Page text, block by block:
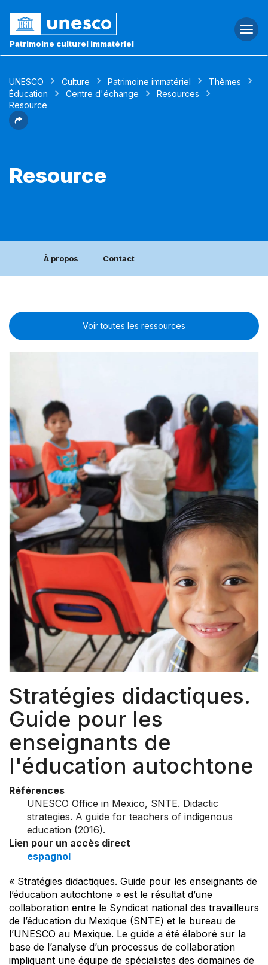
Patrimoine culturel immatériel
UNESCO Culture Patrimoine immatériel
Thèmes
Éducation
Centre d'échange
Resources
Resource
Resource
À propos Contact
Voir toutes les ressources
Stratégies didactiques.
Guide pour les
enseignants de
l'éducation autochtone
Références
UNESCO Office in Mexico, SNTE. Didactic
strategies. A guide for teachers of indigenous
education (2016).
Lien pour un accès direct
espagnol
« Stratégies didactiques. Guide pour les enseignants de
l’éducation autochtone » est le résultat d’une
collaboration entre le Syndicat national des travailleurs
de l’éducation du Mexique (SNTE) et le bureau de
l’UNESCO au Mexique. Le guide a été élaboré sur la
base de l’analyse d’un processus de collaboration
impliquant une équipe de spécialistes des domaines de